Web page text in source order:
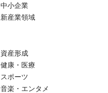
中小企業
新産業領域
資産形成
健康・医療
スポーツ
音楽・エンタメ